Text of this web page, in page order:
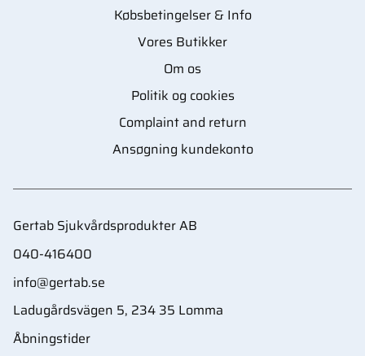
Købsbetingelser & Info
Vores Butikker
Om os
Politik og cookies
Complaint and return
Ansøgning kundekonto
Gertab Sjukvårdsprodukter AB
040-416400
info@gertab.se
Ladugårdsvägen 5, 234 35 Lomma
Åbningstider